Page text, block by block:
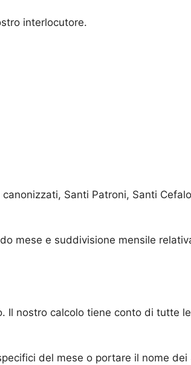
interlocutore.
Santi Patroni, Santi
mese e suddivisione mensile
Il nostro calcolo tiene conto di tutte
del mese o portare il nome dei